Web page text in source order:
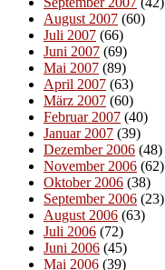
August 2007 (60)
Juli 2007 (66)
Juni 2007 (69)
Mai 2007 (89)
April 2007 (63)
März 2007 (60)
Februar 2007 (40)
Januar 2007 (39)
Dezember 2006 (48)
November 2006 (62)
Oktober 2006 (38)
September 2006 (23)
August 2006 (63)
Juli 2006 (72)
Juni 2006 (45)
Mai 2006 (39)